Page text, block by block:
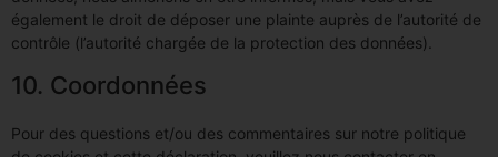
également le droit de déposer une plainte auprès de l’autorité de
contrôle (l’autorité chargée de la protection des données).
10. Coordonnées
Pour des questions et/ou des commentaires sur notre politique